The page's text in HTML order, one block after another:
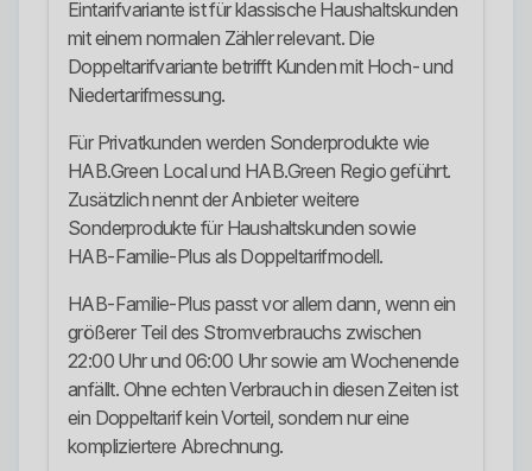
Eintarifvariante ist für klassische Haushaltskunden
mit einem normalen Zähler relevant. Die
Doppeltarifvariante betrifft Kunden mit Hoch- und
Niedertarifmessung.
Für Privatkunden werden Sonderprodukte wie
HAB.Green Local und HAB.Green Regio geführt.
Zusätzlich nennt der Anbieter weitere
Sonderprodukte für Haushaltskunden sowie
HAB-Familie-Plus als Doppeltarifmodell.
HAB-Familie-Plus passt vor allem dann, wenn ein
größerer Teil des Stromverbrauchs zwischen
22:00 Uhr und 06:00 Uhr sowie am Wochenende
anfällt. Ohne echten Verbrauch in diesen Zeiten ist
ein Doppeltarif kein Vorteil, sondern nur eine
kompliziertere Abrechnung.